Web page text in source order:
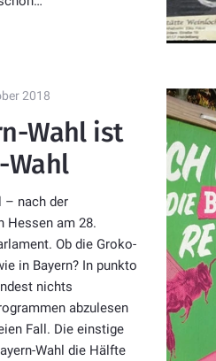
2018
Wahl ist
Wahl
– nach der
Hessen am 28.
Ob die Groko-
in Bayern? In punkto
nichts
abzulesen
Fall. Die einstige
Wahl die Hälfte